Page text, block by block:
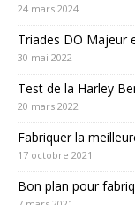
24 mars 2024
Triades DO Majeur
30 mai 2022
Test de la Harley
20 mars 2022
Fabriquer la
17 octobre 2021
Bon plan pour